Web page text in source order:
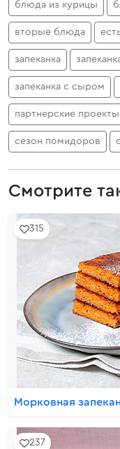
блюда из курицы
вторые блюда
запеканка
запеканка с сыром
партнерские проекты
сезон помидоров
Смотрите
315
Морковная
237